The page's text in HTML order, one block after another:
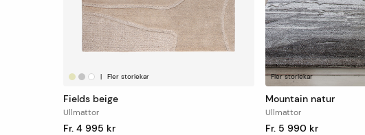
| Fler storlekar
Fields beige
Ullmattor
Fr. 4 995 kr
Fler storlekar
Mountain natur
Ullmattor
Fr. 5 990 kr